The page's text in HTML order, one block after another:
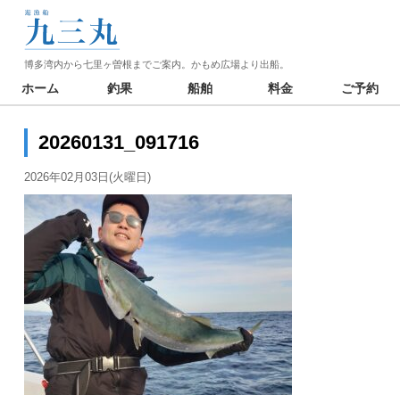
博多湾内から七里ヶ曽根までご案内。かもめ広場より出船。
ホーム 釣果 船舶 料金 ご予約
20260131_091716
2026年02月03日(火曜日)